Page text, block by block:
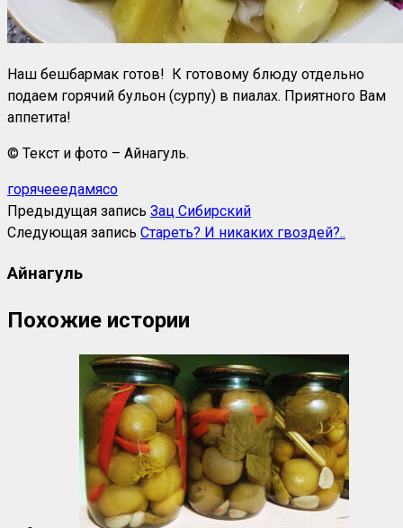
Наш бешбармак готов! К готовому блюду отдельно
подаем горячий бульон (сурпу) в пиалах. Приятного Вам
аппетита!
© Текст и фото – Айнагуль.
горячееедамясо
Предыдущая запись Зац Сибирский
Следующая запись Стареть? И никаких гвоздей?..
Айнагуль
Похожие истории